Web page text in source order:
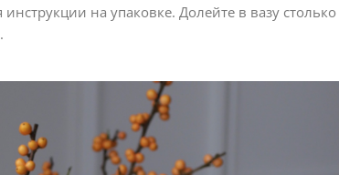
на упаковке. Долейте в вазу